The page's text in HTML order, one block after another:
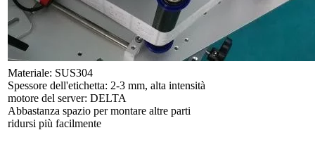
Materiale: SUS304
Spessore dell'etichetta: 2-3 mm, alta intensità
motore del server: DELTA
Abbastanza spazio per montare altre parti
ridursi più facilmente